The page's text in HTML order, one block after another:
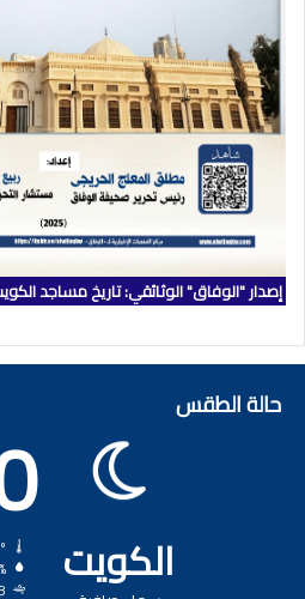
إصدار "الوفاق" الوثائقي: تاريخ مساجد
حالة الطقس
الكويت